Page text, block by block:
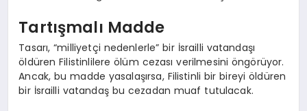
Tartışmalı Madde
Tasarı, “milliyetçi nedenlerle” bir İsrailli vatandaşı
öldüren Filistinlilere ölüm cezası verilmesini öngörüyor.
Ancak, bu madde yasalaşırsa, Filistinli bir bireyi öldüren
bir İsrailli vatandaş bu cezadan muaf tutulacak.